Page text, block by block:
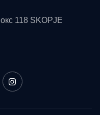
118 SKOPJE